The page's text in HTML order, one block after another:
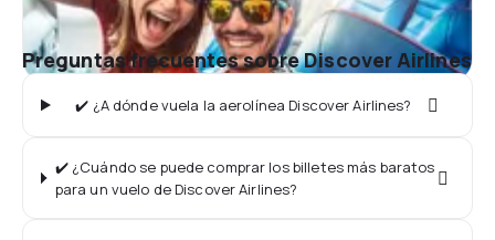
Preguntas frecuentes sobre Discover Airlines
✔️ ¿A dónde vuela la aerolínea Discover Airlines?
✔️ ¿Cuándo se puede comprar los billetes más baratos
para un vuelo de Discover Airlines?